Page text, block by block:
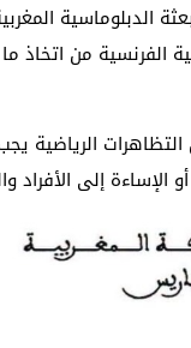
من اتخاذ
التظاهرات
الإساءة إلى الأفراد